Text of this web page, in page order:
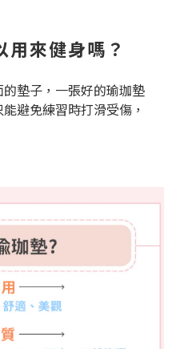
來健身嗎？
墊子，一張好的瑜珈墊
避免練習時打滑受傷，